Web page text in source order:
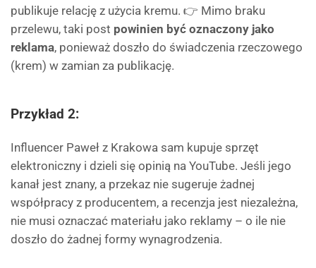
publikuje relację z użycia kremu. 👉 Mimo braku
przelewu, taki post powinien być oznaczony jako
reklama, ponieważ doszło do świadczenia rzeczowego
(krem) w zamian za publikację.
Przykład 2:
Influencer Paweł z Krakowa sam kupuje sprzęt
elektroniczny i dzieli się opinią na YouTube. Jeśli jego
kanał jest znany, a przekaz nie sugeruje żadnej
współpracy z producentem, a recenzja jest niezależna,
nie musi oznaczać materiału jako reklamy – o ile nie
doszło do żadnej formy wynagrodzenia.